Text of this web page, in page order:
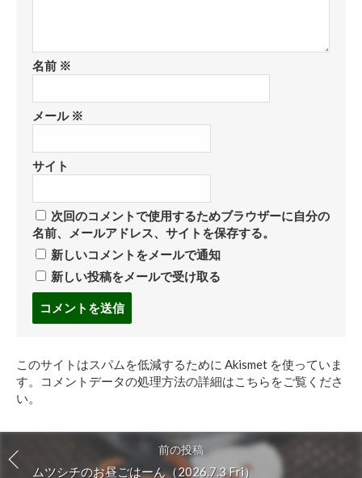
名前 ※
メール ※
サイト
次回のコメントで使用するためブラウザーに自分の
名前、メールアドレス、サイトを保存する。
新しいコメントをメールで通知
新しい投稿をメールで受け取る
す
る
このサイトはスパムを低減するために Akismet を使っていま
す。
コメントデータの処理方法の詳細はこちらをご覧くださ
い。
前の投稿
ムツシチのお昼ごはーん（2026.7.3 Fri）